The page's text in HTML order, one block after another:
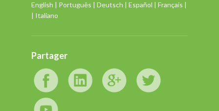
English | Português | Deutsch | Español | Français |
| Italiano
Partager